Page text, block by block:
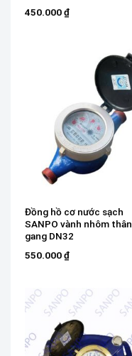
450.000₫
Đồng hồ cơ nước sạch
SANPO vành nhôm thân
gang DN32
550.000₫